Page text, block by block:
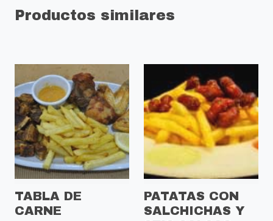
Productos similares
TABLA DE
CARNE
PATATAS CON
SALCHICHAS Y